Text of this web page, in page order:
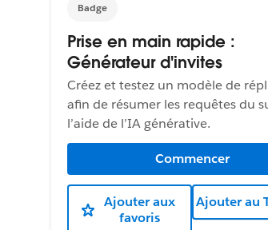
Badge
Prise en main rapide :
Générateur d'invites
Créez et testez un modèle de
afin de résumer les requêtes du
l’aide de l’IA générative.
Commencer
Ajouter aux
favoris
Ajouter au